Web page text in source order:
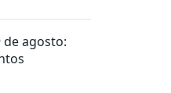
agosto: